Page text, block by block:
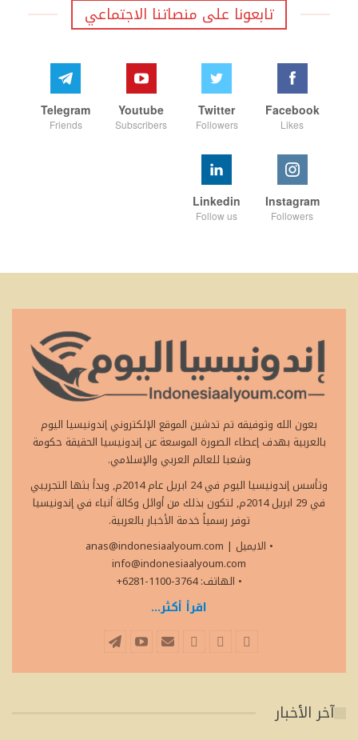
تابعونا على منصاتنا الاجتماعي
Facebook
Likes
Twitter
Followers
Youtube
Subscribers
Telegram
Friends
Instagram
Followers
Linkedin
Follow us
بعون الله وتوفيقه تم تدشين الموقع الإلكتروني إندونيسيا اليوم
بالعربية بهدف إعطاء الصورة الموسعة عن إندونيسيا الحقيقة حكومة
وشعبا للعالم العربي والإسلامي.
وتأسس إندونيسيا اليوم في 24 ابريل عام 2014م, وبدأ بثها التجريبي
في 29 ابريل 2014م, لتكون بذلك من أوائل وكالة أنباء في إندونيسيا
توفر رسمياً خدمة الأخبار بالعربية.
• الايميل
anas@indonesiaalyoum.com |
info@indonesiaalyoum.com
• الهاتف: 3764-1100-6281+
اقرأ أكثر...
آخر الأخبار